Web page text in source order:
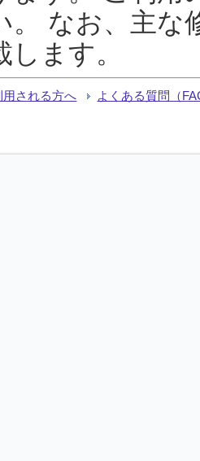
。 なお、主な
ます。
用される方へ よくある質問（